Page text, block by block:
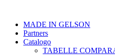
MADE IN GELSON
Partners
Catalogo
TABELLE